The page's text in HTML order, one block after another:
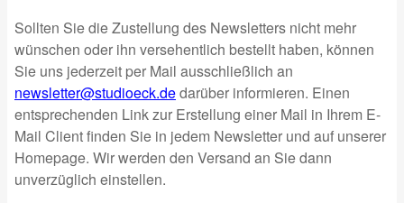
Sollten Sie die Zustellung des Newsletters nicht mehr
wünschen oder ihn versehentlich bestellt haben, können
Sie uns jederzeit per Mail ausschließlich an
newsletter@studioeck.dedarüber informieren. Einen
entsprechenden Link zur Erstellung einer Mail in Ihrem E-
Mail Client finden Sie in jedem Newsletter und auf unserer
Homepage. Wir werden den Versand an Sie dann
unverzüglich einstellen.